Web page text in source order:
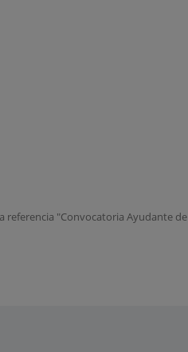
referencia "Convocatoria Ayudante de